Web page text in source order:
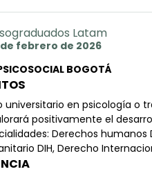
Latam
febrero de 2026
BOGOTÁ
universitario en psicología o
positivamente el
Derechos humanos
DIH, Derecho